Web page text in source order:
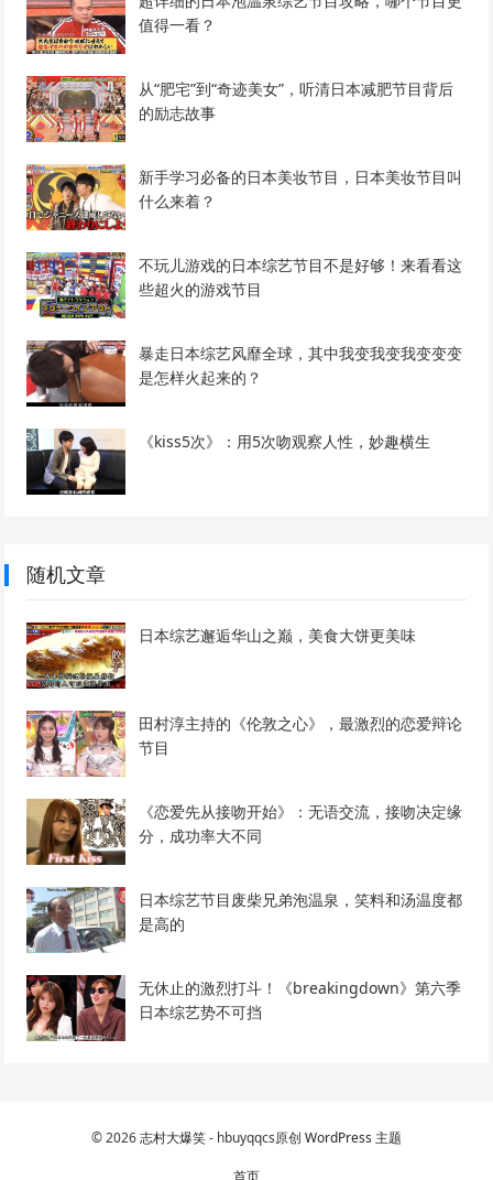
值得一看？
从“肥宅”到“奇迹美女”，听清日本减肥节目背后
的励志故事
新手学习必备的日本美妆节目，日本美妆节目叫
什么来着？
不玩儿游戏的日本综艺节目不是好够！来看看这
些超火的游戏节目
暴走日本综艺风靡全球，其中我变我变我变变变
是怎样火起来的？
《kiss5次》：用5次吻观察人性，妙趣横生
随机文章
日本综艺邂逅华山之巅，美食大饼更美味
田村淳主持的《伦敦之心》，最激烈的恋爱辩论
节目
《恋爱先从接吻开始》：无语交流，接吻决定缘
分，成功率大不同
日本综艺节目废柴兄弟泡温泉，笑料和汤温度都
是高的
无休止的激烈打斗！《breakingdown》第六季
日本综艺势不可挡
© 2026志村大爆笑- hbuyqqcs原创 WordPress 主题
首页